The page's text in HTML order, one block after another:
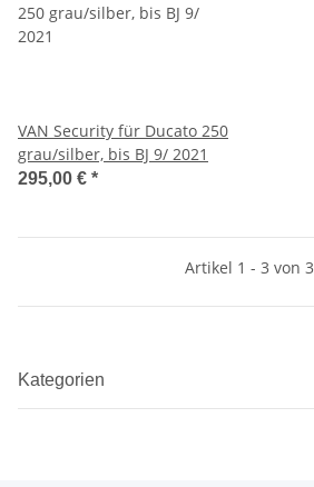
VAN Security für Ducato 250
grau/silber, bis BJ 9/ 2021
295,00 € *
Artikel 1 - 3 von 3
Kategorien